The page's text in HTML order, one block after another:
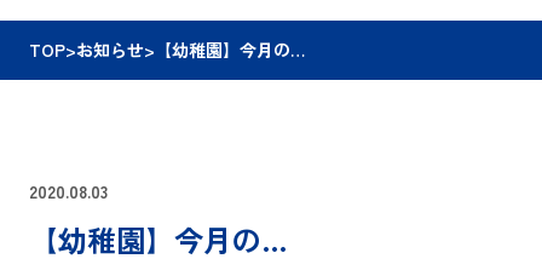
TOP>お知らせ> 【幼稚園】今月の…
2020.08.03
【幼稚園】今月の…